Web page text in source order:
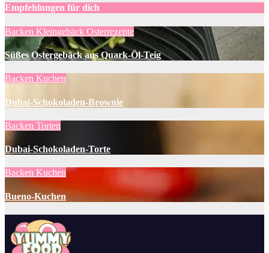
Empfehlungen für dich
Backen Kleingebäck Osterrezepte
Süßes Ostergebäck aus Quark-Öl-Teig
Backen Kuchen
Dubai-Schokoladen-Brownie
Backen Torten
Dubai-Schokoladen-Torte
Backen Kuchen
Bueno-Kuchen